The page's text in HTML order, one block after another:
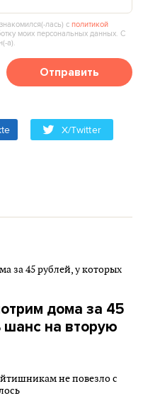
сполитикой
моих персональных данных. С
Отправить
X/Twitter
дома за 45
шанс на вторую